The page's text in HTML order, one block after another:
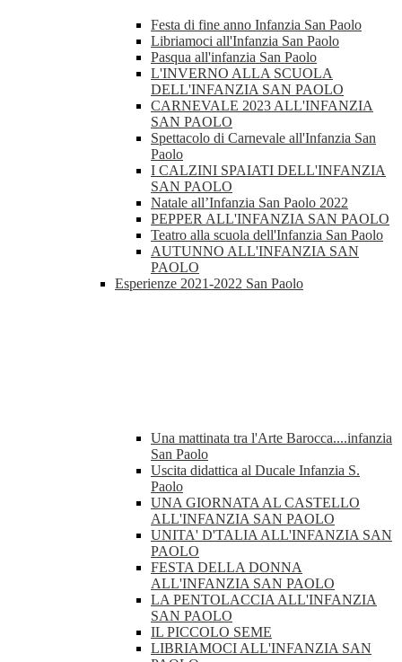
Festa di fine anno Infanzia San Paolo
Libriamoci all'Infanzia San Paolo
Pasqua all'infanzia San Paolo
L'INVERNO ALLA SCUOLA
DELL'INFANZIA SAN PAOLO
CARNEVALE 2023 ALL'INFANZIA
SAN PAOLO
Spettacolo di Carnevale all'Infanzia San
Paolo
I CALZINI SPAIATI DELL'INFANZIA
SAN PAOLO
Natale all’Infanzia San Paolo 2022
PEPPER ALL'INFANZIA SAN PAOLO
Teatro alla scuola dell'Infanzia San Paolo
AUTUNNO ALL'INFANZIA SAN
PAOLO
Esperienze 2021-2022 San Paolo
Una mattinata tra l'Arte Barocca....infanzia
San Paolo
Uscita didattica al Ducale Infanzia S.
Paolo
UNA GIORNATA AL CASTELLO
ALL'INFANZIA SAN PAOLO
UNITA' D'TALIA ALL'INFANZIA SAN
PAOLO
FESTA DELLA DONNA
ALL'INFANZIA SAN PAOLO
LA PENTOLACCIA ALL'INFANZIA
SAN PAOLO
IL PICCOLO SEME
LIBRIAMOCI ALL'INFANZIA SAN